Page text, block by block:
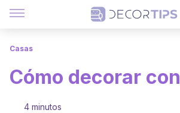
Casas
Cómo decorar
4 minutos